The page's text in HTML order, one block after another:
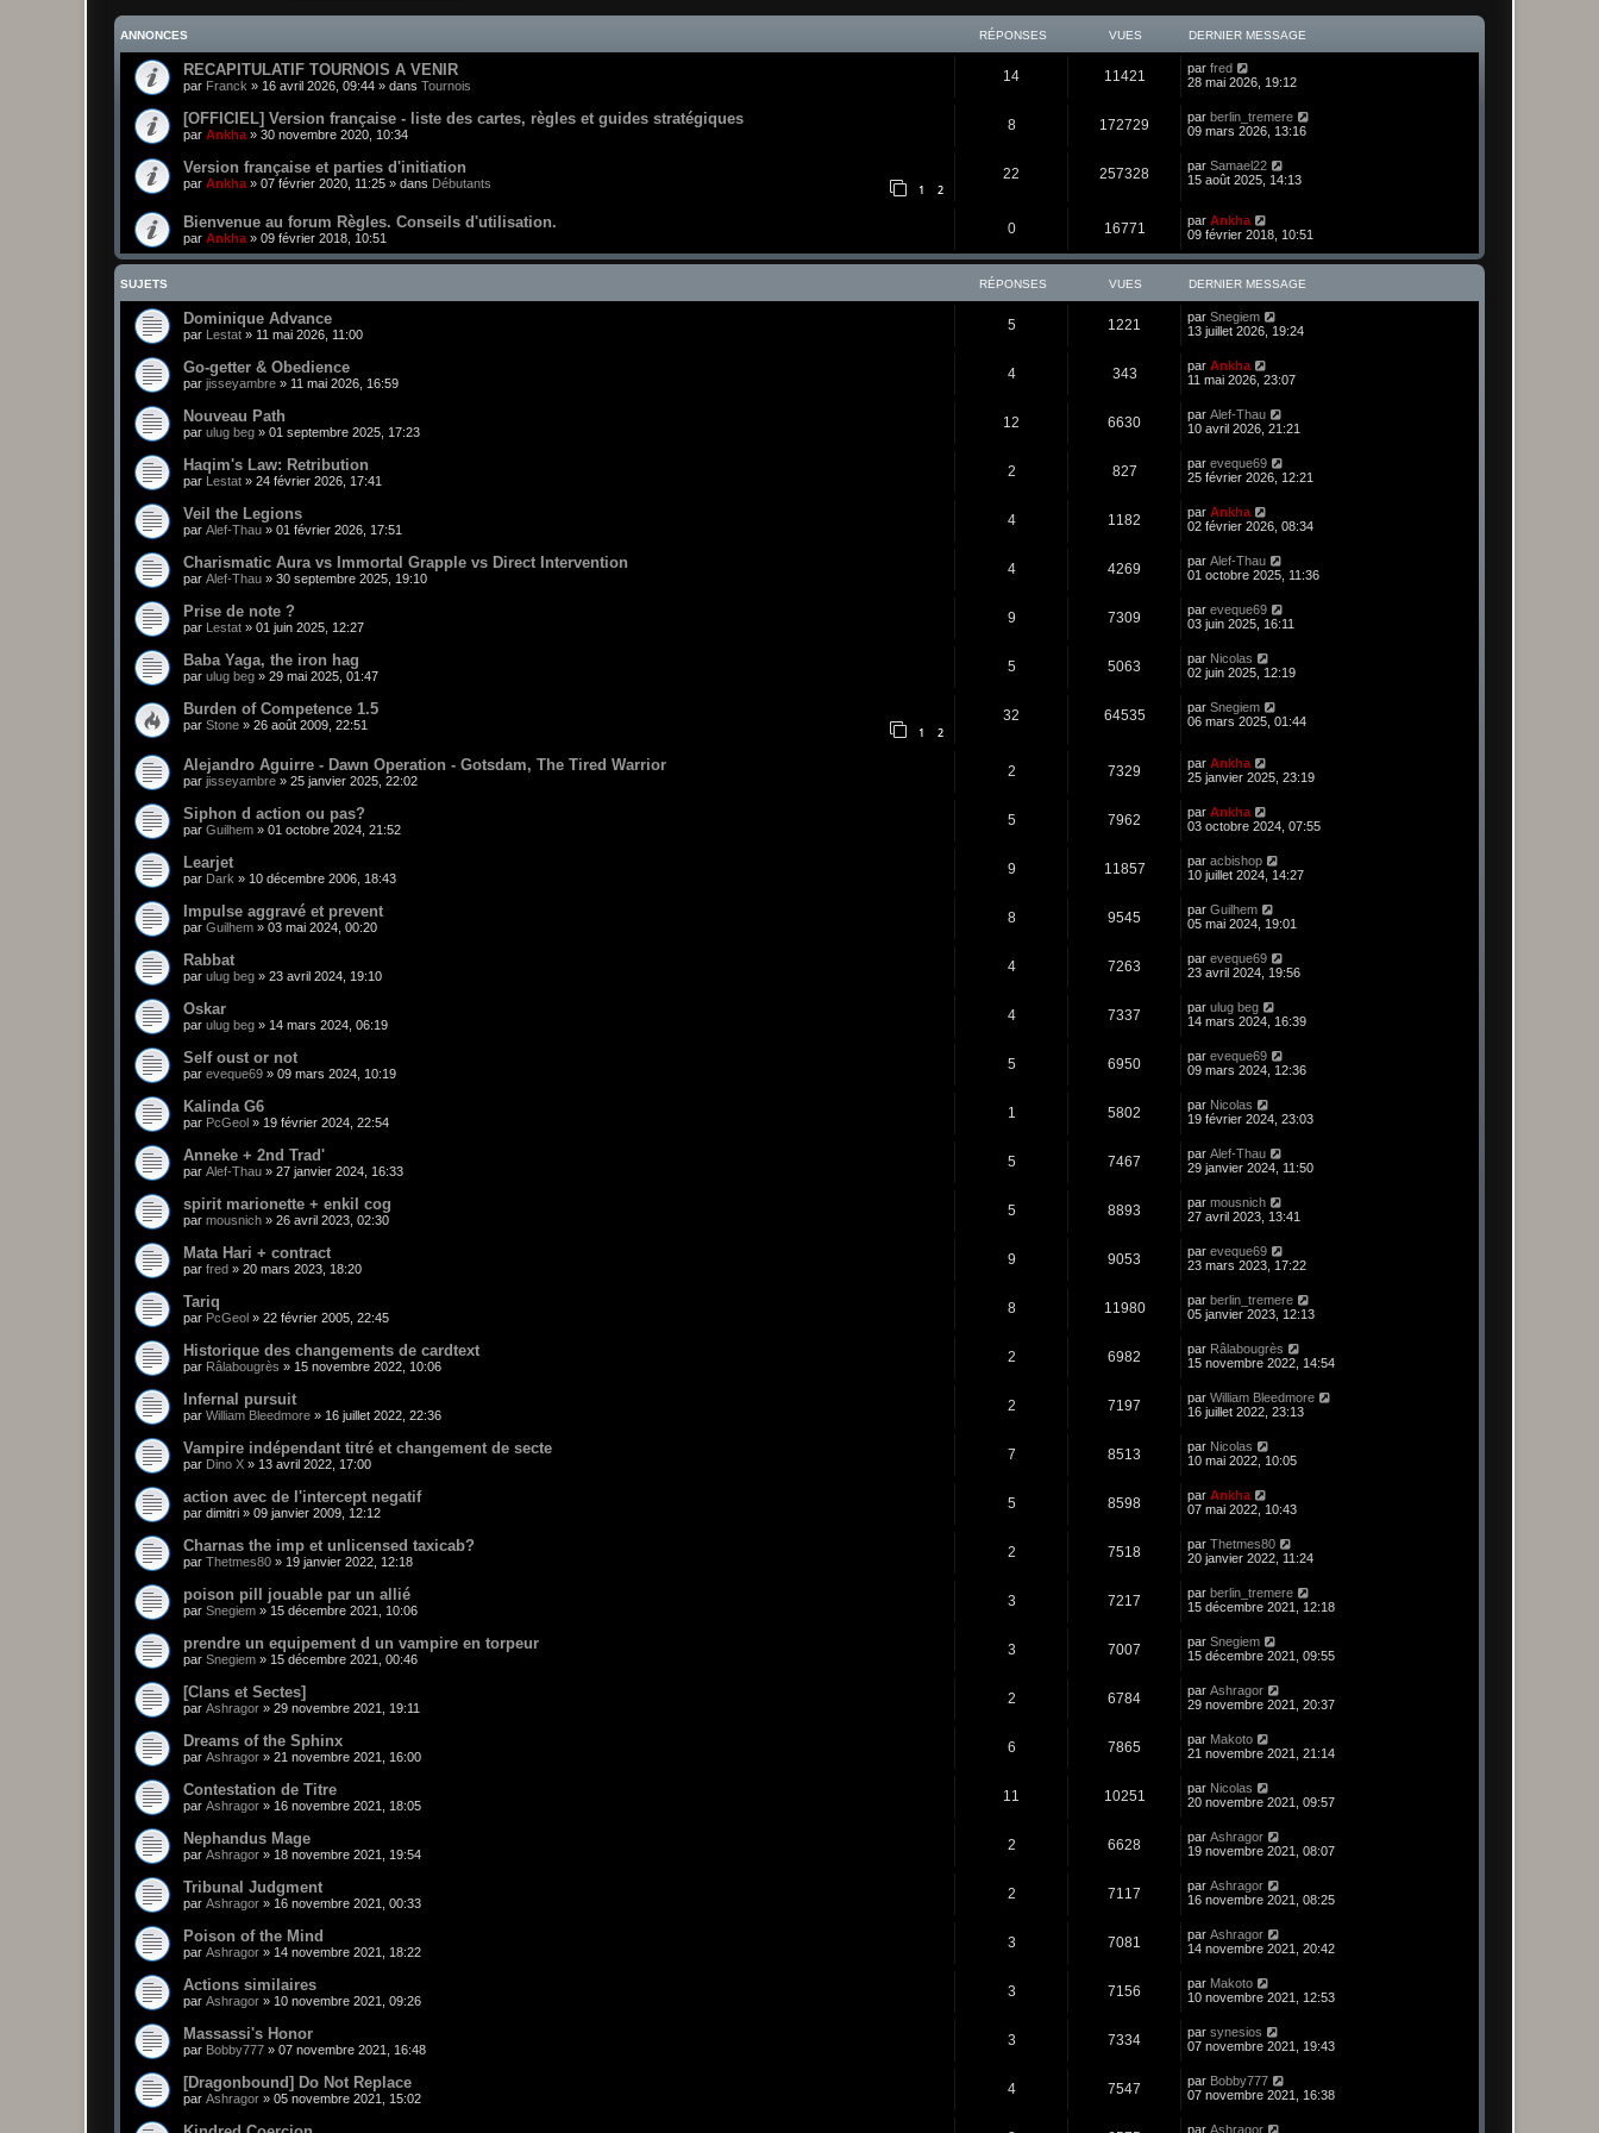
ANNONCES RÉPONSES VUES DERNIER MESSAGE
RECAPITULATIF TOURNOIS A VENIR
par Franck » 16 avril 2026, 09:44 » dans Tournois
14 11421 par fred
28 mai 2026, 19:12
[OFFICIEL] Version française - liste des cartes, règles et guides stratégiques
par Ankha » 30 novembre 2020, 10:34
8 172729 par berlin_tremere
09 mars 2026, 13:16
Version française et parties d'initiation
par Ankha » 07 février 2020, 11:25 » dans Débutants 1 2
22 257328 par Samael22
15 août 2025, 14:13
Bienvenue au forum Règles. Conseils d'utilisation.
par Ankha » 09 février 2018, 10:51
0 16771 par Ankha
09 février 2018, 10:51
SUJETS RÉPONSES VUES DERNIER MESSAGE
Dominique Advance
par Lestat » 11 mai 2026, 11:00
5 1221 par Snegiem
13 juillet 2026, 19:24
Go-getter & Obedience
par jisseyambre » 11 mai 2026, 16:59
4 343 par Ankha
11 mai 2026, 23:07
Nouveau Path
par ulug beg » 01 septembre 2025, 17:23
12 6630 par Alef-Thau
10 avril 2026, 21:21
Haqim's Law: Retribution
par Lestat » 24 février 2026, 17:41
2 827 par eveque69
25 février 2026, 12:21
Veil the Legions
par Alef-Thau » 01 février 2026, 17:51
4 1182 par Ankha
02 février 2026, 08:34
Charismatic Aura vs Immortal Grapple vs Direct Intervention
par Alef-Thau » 30 septembre 2025, 19:10
4 4269 par Alef-Thau
01 octobre 2025, 11:36
Prise de note ?
par Lestat » 01 juin 2025, 12:27
9 7309 par eveque69
03 juin 2025, 16:11
Baba Yaga, the iron hag
par ulug beg » 29 mai 2025, 01:47
5 5063 par Nicolas
02 juin 2025, 12:19
Burden of Competence 1.5
par Stone » 26 août 2009, 22:51 1 2
32 64535 par Snegiem
06 mars 2025, 01:44
Alejandro Aguirre - Dawn Operation - Gotsdam, The Tired Warrior
par jisseyambre » 25 janvier 2025, 22:02
2 7329 par Ankha
25 janvier 2025, 23:19
Siphon d action ou pas?
par Guilhem » 01 octobre 2024, 21:52
5 7962 par Ankha
03 octobre 2024, 07:55
Learjet
par Dark » 10 décembre 2006, 18:43
9 11857 par acbishop
10 juillet 2024, 14:27
Impulse aggravé et prevent
par Guilhem » 03 mai 2024, 00:20
8 9545 par Guilhem
05 mai 2024, 19:01
Rabbat
par ulug beg » 23 avril 2024, 19:10
4 7263 par eveque69
23 avril 2024, 19:56
Oskar
par ulug beg » 14 mars 2024, 06:19
4 7337 par ulug beg
14 mars 2024, 16:39
Self oust or not
par eveque69 » 09 mars 2024, 10:19
5 6950 par eveque69
09 mars 2024, 12:36
Kalinda G6
par PcGeol » 19 février 2024, 22:54
1 5802 par Nicolas
19 février 2024, 23:03
Anneke + 2nd Trad'
par Alef-Thau » 27 janvier 2024, 16:33
5 7467 par Alef-Thau
29 janvier 2024, 11:50
spirit marionette + enkil cog
par mousnich » 26 avril 2023, 02:30
5 8893 par mousnich
27 avril 2023, 13:41
Mata Hari + contract
par fred » 20 mars 2023, 18:20
9 9053 par eveque69
23 mars 2023, 17:22
Tariq
par PcGeol » 22 février 2005, 22:45
8 11980 par berlin_tremere
05 janvier 2023, 12:13
Historique des changements de cardtext
par Râlabougrès » 15 novembre 2022, 10:06
2 6982 par Râlabougrès
15 novembre 2022, 14:54
Infernal pursuit
par William Bleedmore » 16 juillet 2022, 22:36
2 7197 par William Bleedmore
16 juillet 2022, 23:13
Vampire indépendant titré et changement de secte
par Dino X » 13 avril 2022, 17:00
7 8513 par Nicolas
10 mai 2022, 10:05
action avec de l'intercept negatif
par dimitri » 09 janvier 2009, 12:12
5 8598 par Ankha
07 mai 2022, 10:43
Charnas the imp et unlicensed taxicab?
par Thetmes80 » 19 janvier 2022, 12:18
2 7518 par Thetmes80
20 janvier 2022, 11:24
poison pill jouable par un allié
par Snegiem » 15 décembre 2021, 10:06
3 7217 par berlin_tremere
15 décembre 2021, 12:18
prendre un equipement d un vampire en torpeur
par Snegiem » 15 décembre 2021, 00:46
3 7007 par Snegiem
15 décembre 2021, 09:55
[Clans et Sectes]
par Ashragor » 29 novembre 2021, 19:11
2 6784 par Ashragor
29 novembre 2021, 20:37
Dreams of the Sphinx
par Ashragor » 21 novembre 2021, 16:00
6 7865 par Makoto
21 novembre 2021, 21:14
Contestation de Titre
par Ashragor » 16 novembre 2021, 18:05
11 10251 par Nicolas
20 novembre 2021, 09:57
Nephandus Mage
par Ashragor » 18 novembre 2021, 19:54
2 6628 par Ashragor
19 novembre 2021, 08:07
Tribunal Judgment
par Ashragor » 16 novembre 2021, 00:33
2 7117 par Ashragor
16 novembre 2021, 08:25
Poison of the Mind
par Ashragor » 14 novembre 2021, 18:22
3 7081 par Ashragor
14 novembre 2021, 20:42
Actions similaires
par Ashragor » 10 novembre 2021, 09:26
3 7156 par Makoto
10 novembre 2021, 12:53
Massassi's Honor
par Bobby777 » 07 novembre 2021, 16:48
3 7334 par synesios
07 novembre 2021, 19:43
[Dragonbound] Do Not Replace
par Ashragor » 05 novembre 2021, 15:02
4 7547 par Bobby777
07 novembre 2021, 16:38
par Ashragor